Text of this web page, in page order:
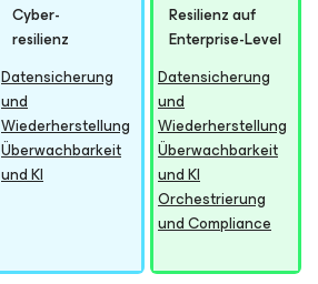
Cyber-
resilienz
Resilienz auf
Enterprise-Level
Datensicherung
und
Wiederherstellung
Überwachbarkeit
und KI
Datensicherung
und
Wiederherstellung
Überwachbarkeit
und KI
Orchestrierung
und Compliance